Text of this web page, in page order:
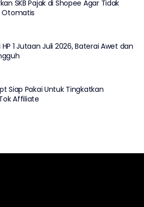
SKB Pajak di Shopee Agar Tidak
Otomatis
1 Jutaan Juli 2026, Baterai Awet dan
Siap Pakai Untuk Tingkatkan
Affiliate